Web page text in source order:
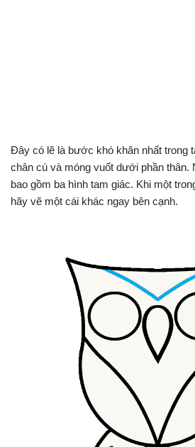
Đây có lẽ là bước khó khăn nhất trong
chân cú và móng vuốt dưới phần thân.
bao gồm ba hình tam giác. Khi một
hãy vẽ một cái khác ngay bên cạnh.